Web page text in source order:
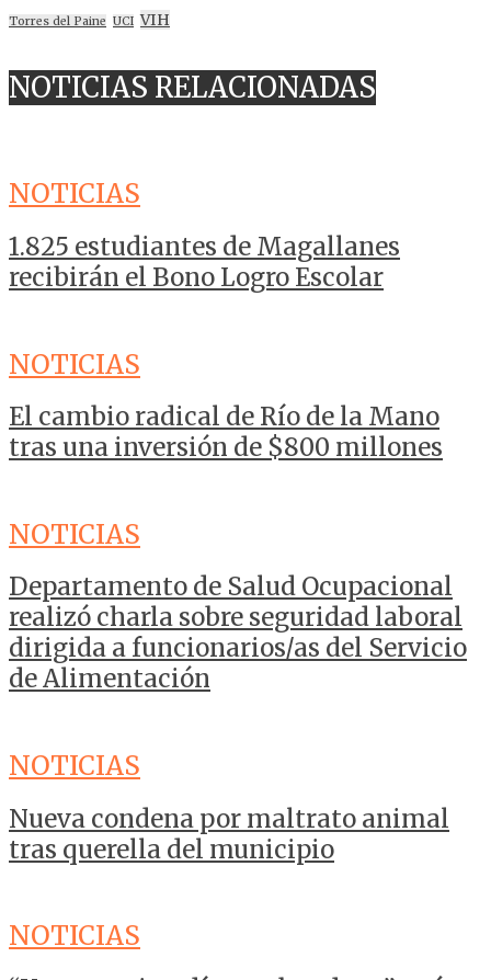
Torres del Paine UCI VIH
NOTICIAS RELACIONADAS
NOTICIAS
1.825 estudiantes de Magallanes
recibirán el Bono Logro Escolar
NOTICIAS
El cambio radical de Río de la Mano
tras una inversión de $800 millones
NOTICIAS
Departamento de Salud Ocupacional
realizó charla sobre seguridad laboral
dirigida a funcionarios/as del Servicio
de Alimentación
NOTICIAS
Nueva condena por maltrato animal
tras querella del municipio
NOTICIAS